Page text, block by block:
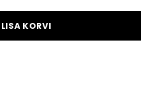
LISA KORVI